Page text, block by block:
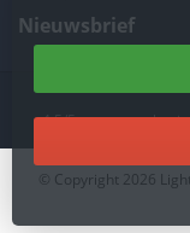
Nieuwsbrief
4.5/5sterren op
© Copyright 2026